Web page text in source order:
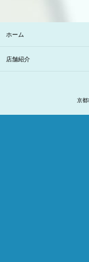
ホーム
店舗紹介
京